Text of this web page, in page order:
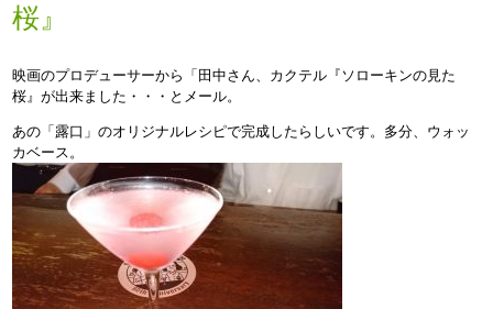
桜』
映画のプロデューサーから「田中さん、カクテル『ソローキンの見た
桜』が出来ました・・・とメール。
あの「露口」のオリジナルレシピで完成したらしいです。多分、ウォッ
カベース。